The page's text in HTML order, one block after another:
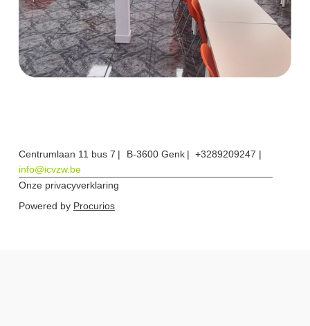
Centrumlaan 11 bus 7 B-3600 Genk
+3289209247
info@icvzw.be
Onze privacyverklaring
Powered by Procurios